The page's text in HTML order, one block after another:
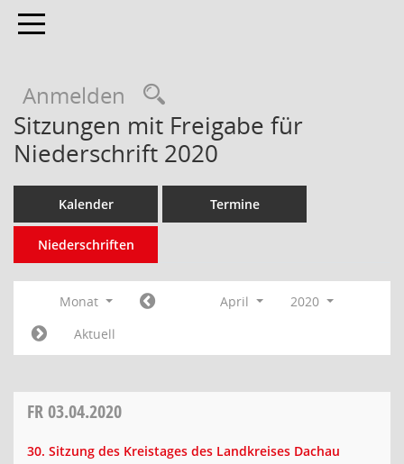
Toggle navigation
Anmelden
Sitzungen mit Freigabe für
Niederschrift 2020
Kalender Termine
Niederschriften
Monat April
2020
Aktuell
FR03.04.2020
30. Sitzung des Kreistages des Landkreises Dachau